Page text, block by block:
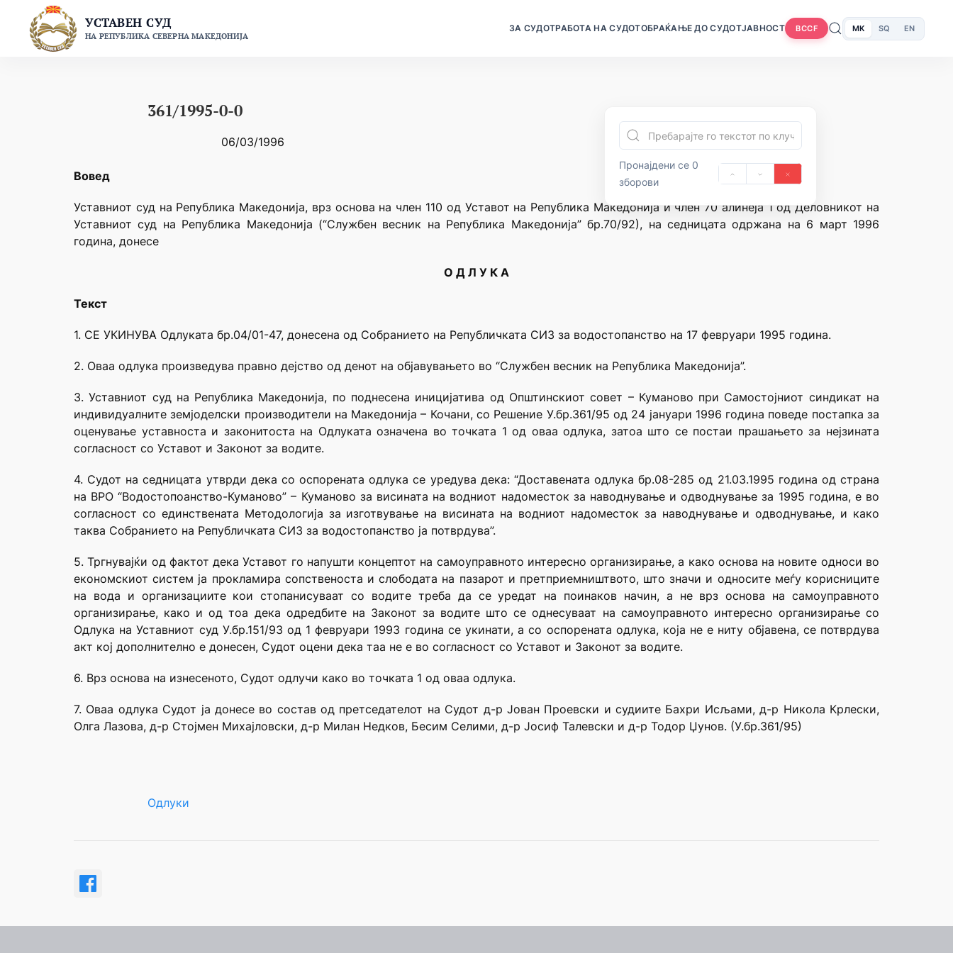
content
УСТАВЕН СУД
НА РЕПУБЛИКА СЕВЕРНА МАКЕДОНИЈА
ЗА СУДОТРАБОТА НА СУДОТОБРАЌАЊЕ ДО СУДОТЈАВНОСТ BCCF MK SQ EN
361/1995-0-0
06/03/1996
Пронајдени се 0
зборови
Вовед
Уставниот суд на Република Македонија, врз основа на член 110 од Уставот на Република Македонија и член 70 алинеја 1 од Деловникот на
Уставниот суд на Република Македонија (“Службен весник на Република Македонија” бр.70/92), на седницата одржана на 6 март 1996
година, донесе
О Д Л У К А
Текст
1. СЕ УКИНУВА Одлуката бр.04/01-47, донесена од Собранието на Републичката СИЗ за водостопанство на 17 февруари 1995 година.
2. Оваа одлука произведува правно дејство од денот на објавувањето во “Службен весник на Република Македонија”.
3. Уставниот суд на Република Македонија, по поднесена иницијатива од Општинскиот совет – Куманово при Самостојниот синдикат на
индивидуалните земјоделски производители на Македонија – Кочани, со Решение У.бр.361/95 од 24 јануари 1996 година поведе постапка за
оценување уставноста и законитоста на Одлуката означена во точката 1 од оваа одлука, затоа што се постаи прашањето за нејзината
согласност со Уставот и Законот за водите.
4. Судот на седницата утврди дека со оспорената одлука се уредува дека: “Доставената одлука бр.08-285 од 21.03.1995 година од страна
на ВРО “Водостопоанство-Куманово” – Куманово за висината на водниот надоместок за наводнување и одводнување за 1995 година, е во
согласност со единствената Методологија за изготвување на висината на водниот надоместок за наводнување и одводнување, и како
таква Собранието на Републичката СИЗ за водостопанство ја потврдува”.
5. Тргнувајќи од фактот дека Уставот го напушти концептот на самоуправното интересно организирање, а како основа на новите односи во
економскиот систем ја прокламира сопственоста и слободата на пазарот и претприемништвото, што значи и односите меѓу корисниците
на вода и организациите кои стопанисуваат со водите треба да се уредат на поинаков начин, а не врз основа на самоуправното
организирање, како и од тоа дека одредбите на Законот за водите што се однесуваат на самоуправното интересно организирање со
Одлука на Уставниот суд У.бр.151/93 од 1 февруари 1993 година се укинати, а со оспорената одлука, која не е ниту објавена, се потврдува
акт кој дополнително е донесен, Судот оцени дека таа не е во согласност со Уставот и Законот за водите.
6. Врз основа на изнесеното, Судот одлучи како во точката 1 од оваа одлука.
7. Оваа одлука Судот ја донесе во состав од претседателот на Судот д-р Јован Проевски и судиите Бахри Исљами, д-р Никола Крлески,
Олга Лазова, д-р Стојмен Михајловски, д-р Милан Недков, Бесим Селими, д-р Јосиф Талевски и д-р Тодор Џунов. (У.бр.361/95)
Одлуки